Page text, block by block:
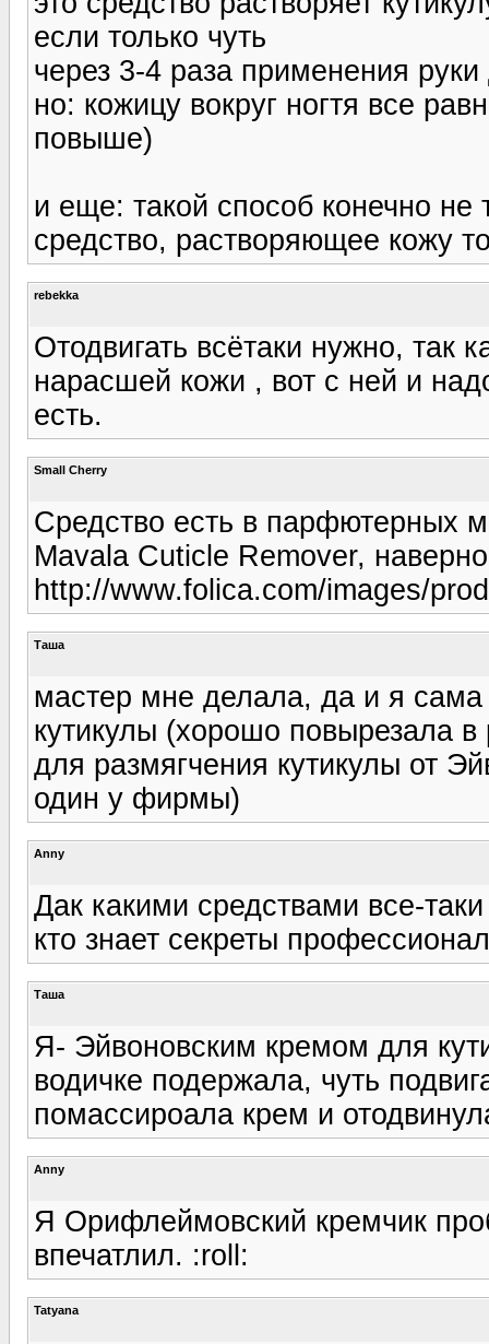
если только чуть
через 3-4 раза применения
но: кожицу вокруг ногтя все
повыше)
и еще: такой способ конечно не
средство, растворяющее кожу
rebekka
Отодвигать всётаки нужно, так
нарасшей кожи , вот с ней и
есть.
Small Cherry
Средство есть в парфютерных
Mavala Cuticle Remover,
http://www.folica.com/images/
Таша
мастер мне делала, да и я
кутикулы (хорошо повырезала
для размягчения кутикулы от
один у фирмы)
Anny
Дак какими средствами все-
кто знает секреты
Таша
Я- Эйвоновским кремом для
водичке подержала, чуть
помассироала крем и
Anny
Я Орифлеймовский кремчик
впечатлил. :roll:
Tatyana